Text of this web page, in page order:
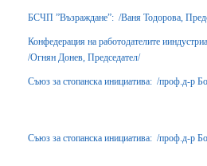
БСЧП ”Възраждане”: /Ваня Тодорова,
Конфедерация на работодателите
/Огнян Донев, Председател/
Съюз за стопанска инициатива: /проф.д-р
Съюз за стопанска инициатива: /проф.д-р